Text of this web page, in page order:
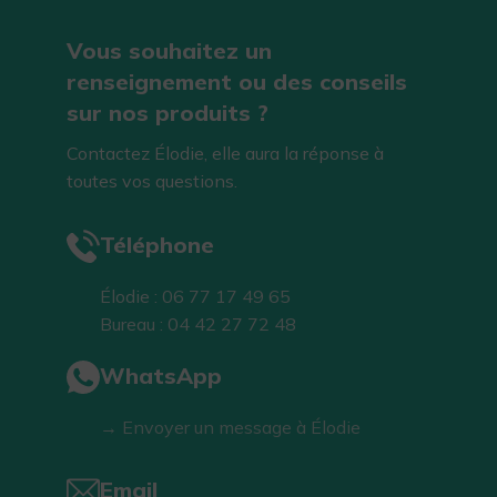
Vous souhaitez un
renseignement ou des conseils
sur nos produits ?
Contactez Élodie, elle aura la réponse à
toutes vos questions.
Téléphone
Élodie : 06 77 17 49 65
Bureau : 04 42 27 72 48
WhatsApp
→ Envoyer un message à Élodie
Email